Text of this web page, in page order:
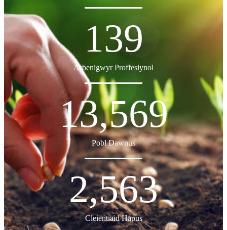
139
Arbenigwyr Proffesiynol
13,569
Pobl Dawnus
2,563
Cleientiaid Hapus